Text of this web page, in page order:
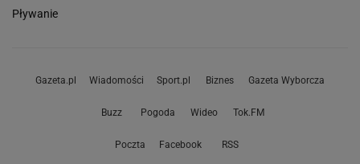
Pływanie
Gazeta.pl Wiadomości Sport.pl Biznes Gazeta Wyborcza
Buzz Pogoda Wideo Tok.FM
Poczta Facebook RSS